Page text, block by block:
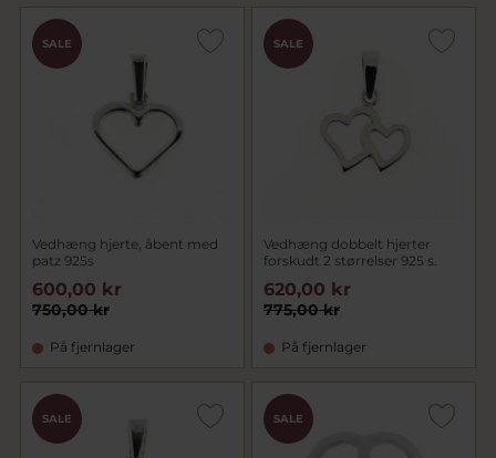
SALE
Vedhæng hjerte, åbent med
patz 925s
750,00 kr
600,00 kr
På fjernlager
SALE
Vedhæng dobbelt hjerter
forskudt 2 størrelser 925 s.
775,00 kr
620,00 kr
På fjernlager
SALE SALE